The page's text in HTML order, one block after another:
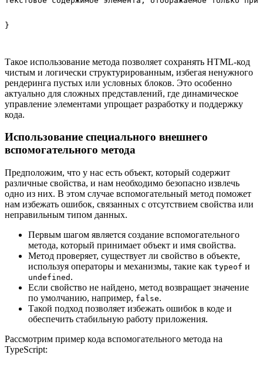
Такое использование метода позволяет сохранять HTML-код
чистым и логически структурированным, избегая ненужного
рендеринга пустых или условных блоков. Это особенно
актуально для сложных представлений, где динамическое
управление элементами упрощает разработку и поддержку
кода.
Использование специального внешнего
вспомогательного метода
Предположим, что у нас есть объект, который содержит
различные свойства, и нам необходимо безопасно извлечь
одно из них. В этом случае вспомогательный метод поможет
нам избежать ошибок, связанных с отсутствием свойства или
неправильным типом данных.
Первым шагом является создание вспомогательного
метода, который принимает объект и имя свойства.
Метод проверяет, существует ли свойство в объекте,
используя операторы и механизмы, такие как typeof и
undefined .
Если свойство не найдено, метод возвращает значение
по умолчанию, например, false.
Такой подход позволяет избежать ошибок в коде и
обеспечить стабильную работу приложения.
Рассмотрим пример кода вспомогательного метода на
TypeScript: